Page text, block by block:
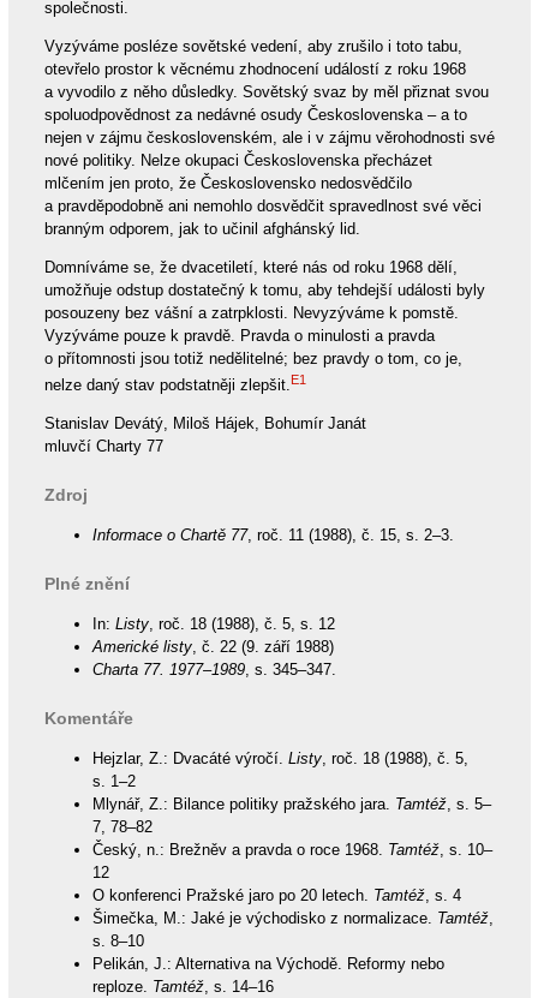
společnosti.
Vyzýváme posléze sovětské vedení, aby zrušilo i toto tabu,
otevřelo prostor k věcnému zhodnocení událostí z roku 1968
a vyvodilo z něho důsledky. Sovětský svaz by měl přiznat svou
spoluodpovědnost za nedávné osudy Československa – a to
nejen v zájmu československém, ale i v zájmu věrohodnosti své
nové politiky. Nelze okupaci Československa přecházet
mlčením jen proto, že Československo nedosvědčilo
a pravděpodobně ani nemohlo dosvědčit spravedlnost své věci
branným odporem, jak to učinil afghánský lid.
Domníváme se, že dvacetiletí, které nás od roku 1968 dělí,
umožňuje odstup dostatečný k tomu, aby tehdejší události byly
posouzeny bez vášní a zatrpklosti. Nevyzýváme k pomstě.
Vyzýváme pouze k pravdě. Pravda o minulosti a pravda
o přítomnosti jsou totiž nedělitelné; bez pravdy o tom, co je,
nelze daný stav podstatněji zlepšit.E1
Stanislav Devátý, Miloš Hájek, Bohumír Janát
mluvčí Charty 77
Zdroj
Informace o Chartě 77, roč. 11 (1988), č. 15, s. 2–3.
Plné znění
In: Listy, roč. 18 (1988), č. 5, s. 12
Americké listy, č. 22 (9. září 1988)
Charta 77. 1977–1989, s. 345–347.
Komentáře
Hejzlar, Z.: Dvacáté výročí. Listy, roč. 18 (1988), č. 5,
s. 1–2
Mlynář, Z.: Bilance politiky pražského jara. Tamtéž, s. 5–
7, 78–82
Český, n.: Brežněv a pravda o roce 1968. Tamtéž, s. 10–
12
O konferenci Pražské jaro po 20 letech. Tamtéž, s. 4
Šimečka, M.: Jaké je východisko z normalizace. Tamtéž,
s. 8–10
Pelikán, J.: Alternativa na Východě. Reformy nebo
reploze. Tamtéž, s. 14–16